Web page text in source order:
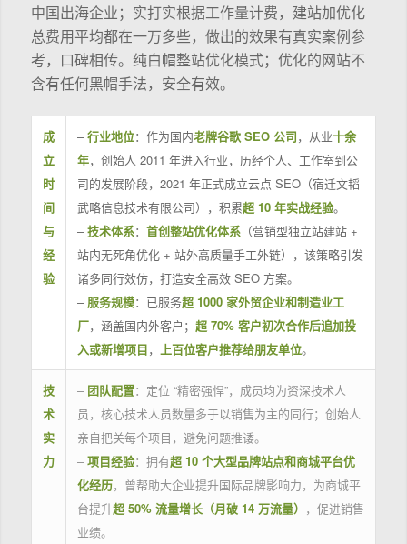
中国出海企业；实打实根据工作量计费，建站加优化
总费用平均都在一万多些，做出的效果有真实案例参
考，口碑相传。纯白帽整站优化模式；优化的网站不
含有任何黑帽手法，安全有效。
成
立
时
间
与
经
验
–行业地位：作为国内老牌谷歌 SEO 公司，从业十余
年，创始人 2011 年进入行业，历经个人、工作室到公
司的发展阶段，2021 年正式成立云点 SEO（宿迁文韬
武略信息技术有限公司），积累超 10 年实战经验。
–技术体系： 首创整站优化体系（营销型独立站建站 +
站内无死角优化 + 站外高质量手工外链），该策略引发
诸多同行效仿，打造安全高效 SEO 方案。
– 服务规模：已服务超 1000 家外贸企业和制造业工
厂，涵盖国内外客户； 超 70% 客户初次合作后追加投
入或新增项目， 上百位客户推荐给朋友单位。
技
术
实
力
– 团队配置：定位 “精密强悍”，成员均为资深技术人
员，核心技术人员数量多于以销售为主的同行；创始人
亲自把关每个项目，避免问题推诿。
– 项目经验：拥有超 10 个大型品牌站点和商城平台优
化经历，曾帮助大企业提升国际品牌影响力，为商城平
台提升超 50% 流量增长（月破 14 万流量） ，促进销售
业绩。